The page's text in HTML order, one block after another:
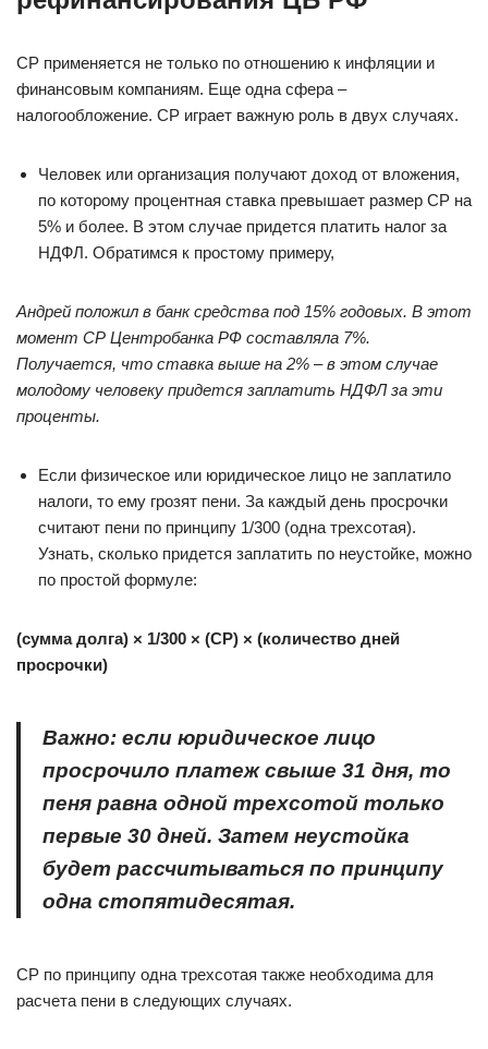
СР применяется не только по отношению к инфляции и
финансовым компаниям. Еще одна сфера –
налогообложение. СР играет важную роль в двух случаях.
Человек или организация получают доход от вложения,
по которому процентная ставка превышает размер СР на
5% и более. В этом случае придется платить налог за
НДФЛ. Обратимся к простому примеру,
Андрей положил в банк средства под 15% годовых. В этот
момент СР Центробанка РФ составляла 7%.
Получается, что ставка выше на 2% –в этом случае
молодому человеку придется заплатить НДФЛ за эти
проценты.
Если физическое или юридическое лицо не заплатило
налоги, то ему грозят пени. За каждый день просрочки
считают пени по принципу 1/300 (одна трехсотая).
Узнать, сколько придется заплатить по неустойке, можно
по простой формуле:
(сумма долга) × 1/300 × (СР) × (количество дней
просрочки)
Важно: если юридическое лицо
просрочило платеж свыше 31 дня, то
пеня равна одной трехсотой только
первые 30 дней. Затем неустойка
будет рассчитываться по принципу
одна стопятидесятая.
СР по принципу одна трехсотая также необходима для
расчета пени в следующих случаях.